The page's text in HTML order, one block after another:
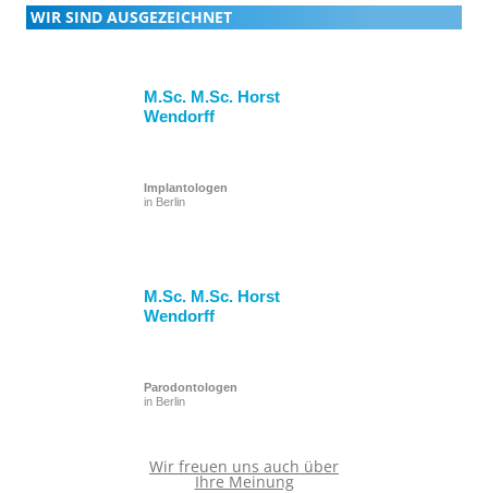
WIR SIND AUSGEZEICHNET
M.Sc. M.Sc. Horst
Wendorff
Implantologen
in Berlin
M.Sc. M.Sc. Horst
Wendorff
Parodontologen
in Berlin
Wir freuen uns auch über
Ihre Meinung